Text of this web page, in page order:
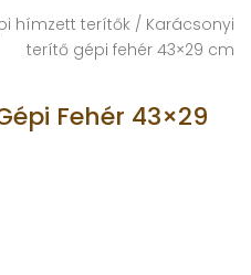
hímzett terítők / Karácsonyi
terítő gépi fehér 43×29 cm
Fehér 43×29